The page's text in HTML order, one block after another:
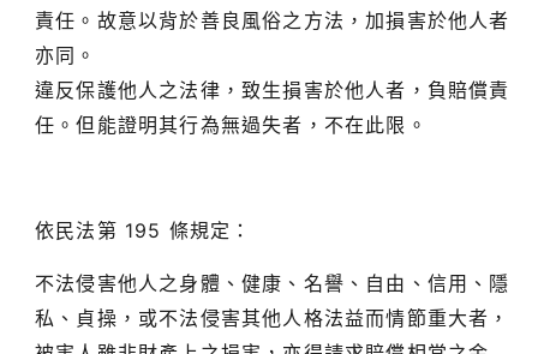
責任。故意以背於善良風俗之方法，加損害於他人者
亦同。
違反保護他人之法律，致生損害於他人者，負賠償責
任。但能證明其行為無過失者，不在此限。
依民法第 195 條規定：
不法侵害他人之身體、健康、名譽、自由、信用、隱
私、貞操，或不法侵害其他人格法益而情節重大者，